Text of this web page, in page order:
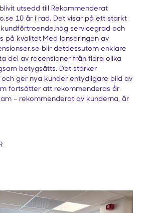
utsedd till Rekommenderat
10 år i rad. Det visar på ett starkt
servicegrad och
på kvalitet.Med lanseringen av
blir detdessutom enklare
del av recensioner från flera olika
betygsätts. Det stärker
ger nya kunder entydligare bild av
fortsätter att rekommenderas år
– rekommenderat av kunderna, år